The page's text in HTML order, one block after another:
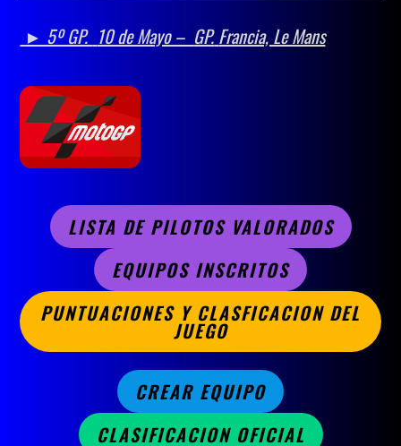
► 5º GP. 10 de Mayo – GP.Francia, Le Mans
LISTA DE PILOTOS VALORADOS
EQUIPOS INSCRITOS
PUNTUACIONES Y CLASFICACION DEL
JUEGO
CREAR EQUIPO
CLASIFICACION OFICIAL